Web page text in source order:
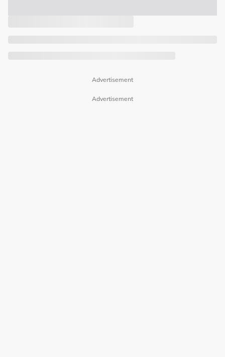
Advertisement
Advertisement